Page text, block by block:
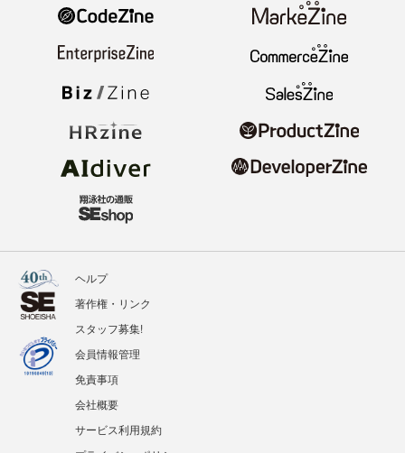
ヘルプ
著作権・リンク
スタッフ募集!
会員情報管理
免責事項
会社概要
サービス利用規約